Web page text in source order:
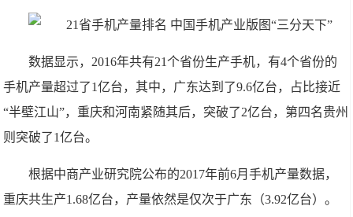
数据显示，2016年共有21个省份生产手机，有4个省份的
手机产量超过了1亿台，其中，广东达到了9.6亿台，占比接近
“半壁江山”，重庆和河南紧随其后，突破了2亿台，第四名贵州
则突破了1亿台。
根据中商产业研究院公布的2017年前6月手机产量数据，
重庆共生产1.68亿台，产量依然是仅次于广东（3.92亿台）。